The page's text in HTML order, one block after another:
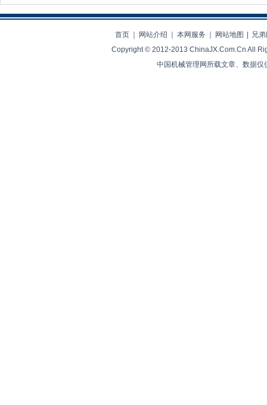
首页 ｜ 网站介绍 ｜ 本网服务 ｜ 网站地图 | 兄
Copyright © 2012-2013 ChinaJX.Com.Cn All
中国机械管理网所载文章、数据